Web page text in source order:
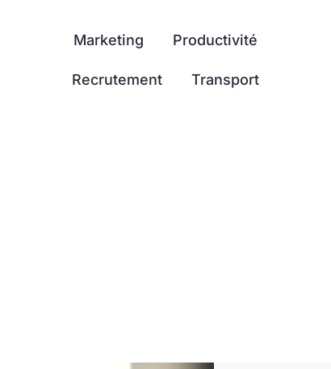
Marketing Productivité
Recrutement Transport